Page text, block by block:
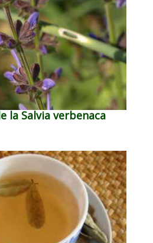
la Salvia verbenaca